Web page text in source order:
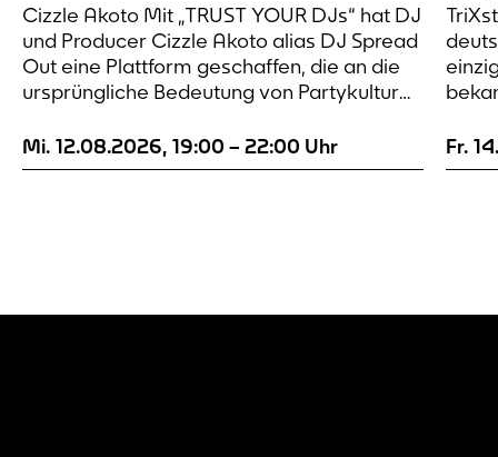
Cizzle Akoto Mit „TRUST YOUR DJs“ hat DJ
und Producer Cizzle Akoto alias DJ Spread
Out eine Plattform geschaffen, die an die
ursprüngliche Bedeutung von Partykultur
und kreative Freiheit leben. Aufgewachsen
in einer tief musikalisch geprägten Familie
Mi. 12.08.2026, 19:00 – 22:00 Uhr
&
Fr.